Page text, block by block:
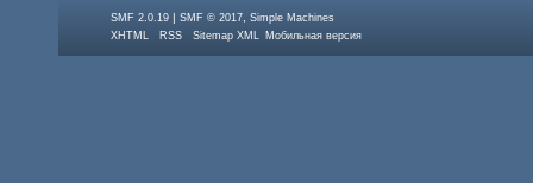
SMF 2.0.19 |SMF © 2017 ,Simple Machines
XHTML
RSS Sitemap XML Мобильная версия